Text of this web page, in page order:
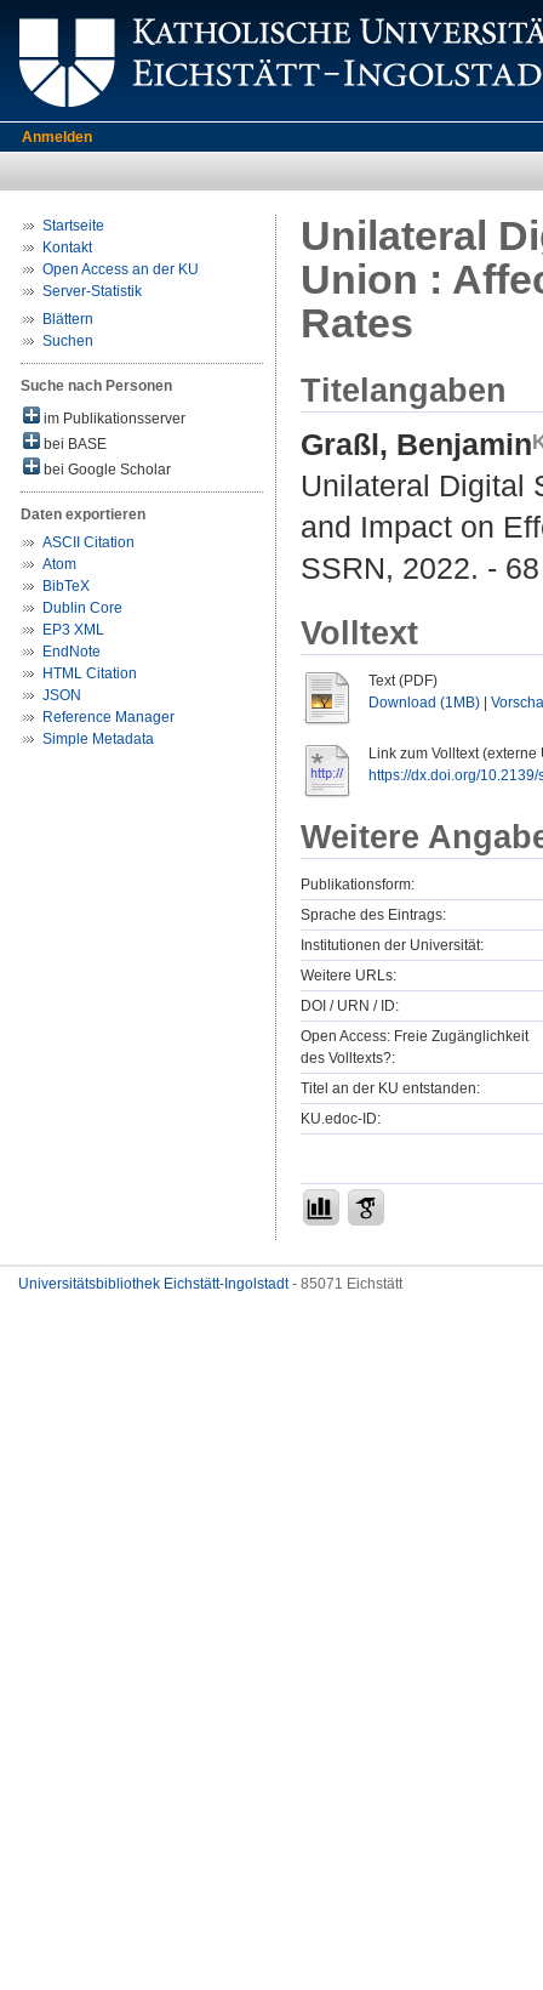
Anmelden
Startseite
Kontakt
Open Access an der KU
Server-Statistik
Blättern
Suchen
Suche nach Personen
im Publikationsserver
bei BASE
bei Google Scholar
Daten exportieren
ASCII Citation
Atom
BibTeX
Dublin Core
EP3 XML
EndNote
HTML Citation
JSON
Reference Manager
Simple Metadata
Unilateral
Union :
Rates
Titelangaben
Graßl, Benjamin
Unilateral Digital
and Impact on
SSRN, 2022. -
Volltext
Text (PDF)
Download (1MB)
Link zum Volltext (externe
https://dx.doi.org/
Weitere
Publikationsform:
Sprache des Eintrags:
Institutionen der Universität:
Weitere URLs:
DOI / URN / ID:
Open Access: Freie Zugänglichkeit
des Volltexts?:
Titel an der KU entstanden:
KU.edoc-ID:
Universitätsbibliothek Eichstätt-Ingolstadt- 85071 Eichstätt